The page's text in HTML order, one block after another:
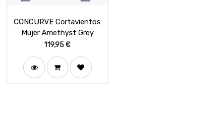
CONCURVE Cortavientos
Mujer Amethyst Grey
119,95€